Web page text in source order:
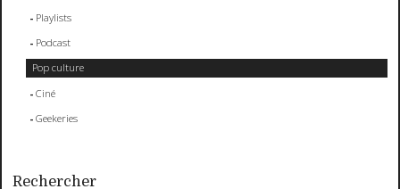
Playlists
Podcast
Pop culture
Ciné
Geekeries
Rechercher